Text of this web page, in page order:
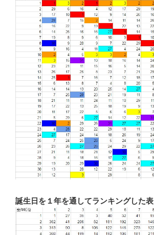
誕生日を１年を通してランキングした表